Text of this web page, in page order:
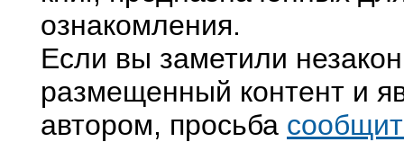
ознакомления.
Если вы заметили
размещенный контент и
автором, просьба